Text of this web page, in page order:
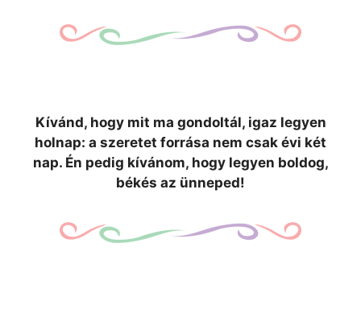
Kívánd, hogy mit ma gondoltál, igaz legyen
holnap: a szeretet forrása nem csak évi két
nap. Én pedig kívánom, hogy legyen boldog,
békés az ünneped!